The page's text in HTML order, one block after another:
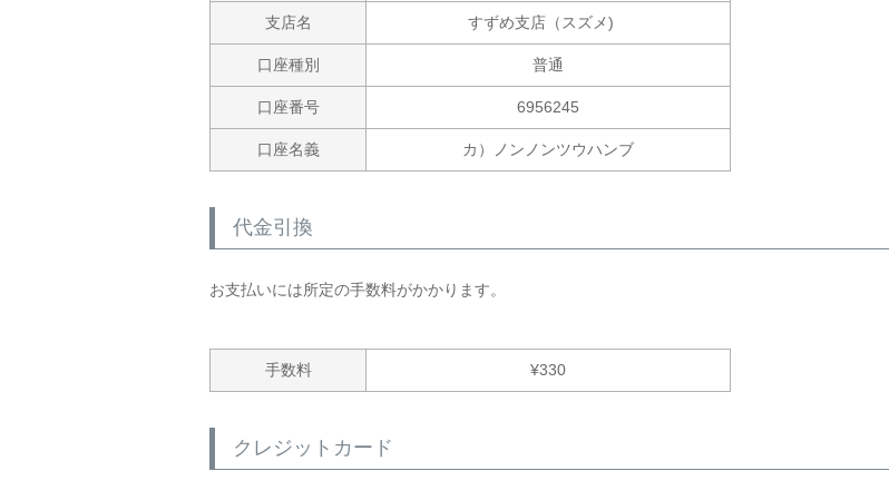
支店名 すずめ支店（スズメ)
口座種別 普通
口座番号 6956245
口座名義 カ）ノンノンツウハンブ
代金引換
お支払いには所定の手数料がかかります。
手数料 ¥330
クレジットカード